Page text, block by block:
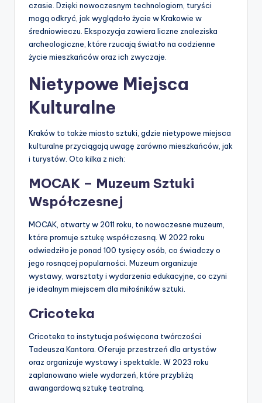
czasie. Dzięki nowoczesnym technologiom, turyści
mogą odkryć, jak wyglądało życie w Krakowie w
średniowieczu. Ekspozycja zawiera liczne znaleziska
archeologiczne, które rzucają światło na codzienne
życie mieszkańców oraz ich zwyczaje.
Nietypowe Miejsca
Kulturalne
Kraków to także miasto sztuki, gdzie nietypowe miejsca
kulturalne przyciągają uwagę zarówno mieszkańców, jak
i turystów. Oto kilka z nich:
MOCAK – Muzeum Sztuki
Współczesnej
MOCAK, otwarty w 2011 roku, to nowoczesne muzeum,
które promuje sztukę współczesną. W 2022 roku
odwiedziło je ponad 100 tysięcy osób, co świadczy o
jego rosnącej popularności. Muzeum organizuje
wystawy, warsztaty i wydarzenia edukacyjne, co czyni
je idealnym miejscem dla miłośników sztuki.
Cricoteka
Cricoteka to instytucja poświęcona twórczości
Tadeusza Kantora. Oferuje przestrzeń dla artystów
oraz organizuje wystawy i spektakle. W 2023 roku
zaplanowano wiele wydarzeń, które przybliżą
awangardową sztukę teatralną.